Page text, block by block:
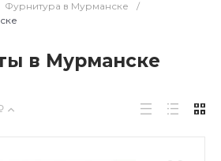
Фурнитура в Мурманске
/
в Мурманске